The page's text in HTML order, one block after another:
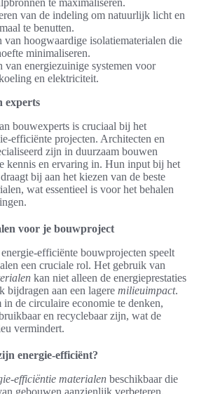
te maximaliseren.
van de indeling om natuurlijk licht en
te benutten.
van hoogwaardige isolatiematerialen die
minimaliseren.
van energiezuinige systemen voor
en elektriciteit.
experts
bouwexperts is cruciaal bij het
efficiënte projecten. Architecten en
zijn in duurzaam bouwen
kennis en ervaring in. Hun input bij het
bij aan het kiezen van de beste
wat essentieel is voor het behalen
voor je bouwproject
efficiënte bouwprojecten speelt
een cruciale rol. Het gebruik van
kan niet alleen de energieprestaties
bijdragen aan een lagere milieuimpact.
de circulaire economie te denken,
en recyclebaar zijn, wat de
vermindert.
energie-efficiënt?
efficiëntie materialen beschikbaar die